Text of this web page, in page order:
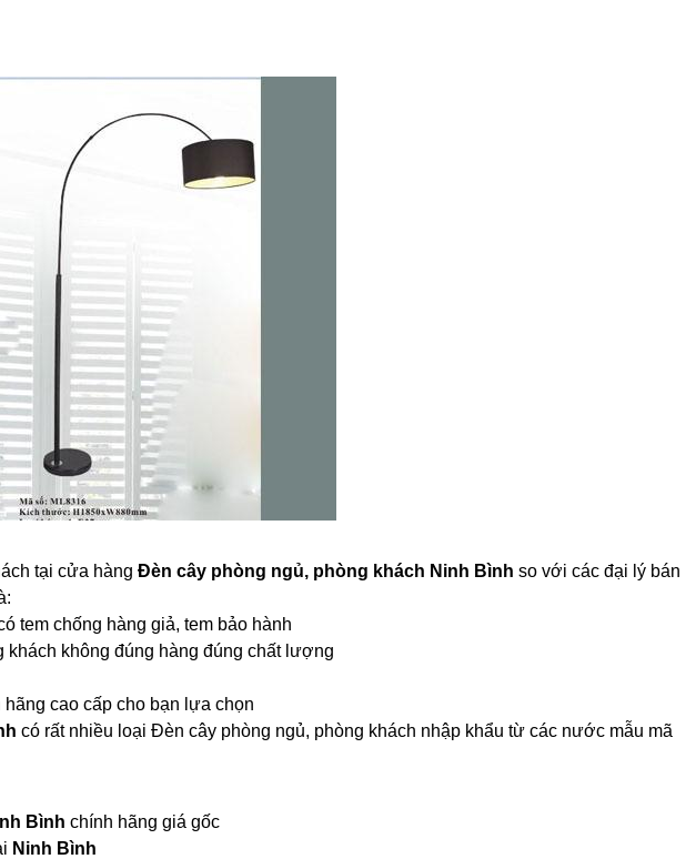
tại cửa hàng Đèn cây phòng ngủ, phòng khách Ninh Bình so với các đại lý bán
tem chống hàng giả, tem bảo hành
không đúng hàng đúng chất lượng
hãng cao cấp cho bạn lựa chọn
có rất nhiều loại Đèn cây phòng ngủ, phòng khách nhập khẩu từ các nước mẫu mã
Bình chính hãng giá gốc
Ninh Bình